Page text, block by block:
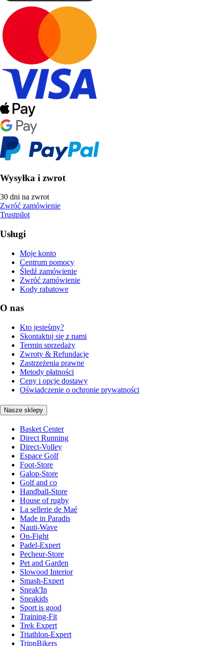
Wysyłka i zwrot
30 dni na zwrot
Zwróć zamówienie
Trustpilot
Usługi
Moje konto
Centrum pomocy
Śledź zamówienie
Zwróć zamówienie
Kody rabatowe
O nas
Kto jesteśmy?
Skontaktuj się z nami
Termin sprzedaży
Zwroty & Refundacje
Zastrzeżenia prawne
Metody płatności
Ceny i opcje dostawy
Oświadczenie o ochronie prywatności
Nasze sklepy
Basket Center
Direct Running
Direct-Volley
Espace Golf
Foot-Store
Galop-Store
Golf and co
Handball-Store
House of rugby
La sellerie de Maé
Made in Paradis
Nauti-Wave
On-Fight
Padel-Expert
Pecheur-Store
Pet and Garden
Slowood Interior
Smash-Expert
Sneak'In
Sneakids
Sport is good
Training-Fit
Trek Expert
Triathlon-Expert
TripnBikers